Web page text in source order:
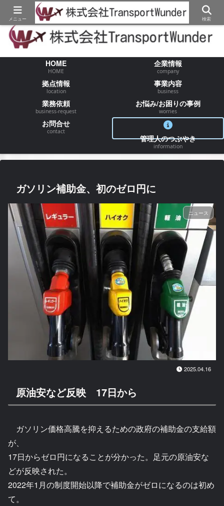
【物流/運送/配送】でお困りの事が御座いましたらお気軽にご相談ください
HOME
HOME
企業情報
company
拠点情報
location
事業内容
business
業務依頼
business-request
お悩み/お困りの事例
worries
お問合せ
contact
管理人のつぶやき
information
ガソリン補助金、初のゼロ円に
ニュース
2025.04.16
原油安など反映 17日から
ガソリン価格高騰を抑えるための政府の補助金の支給額
が、
17日からゼロ円になることが分かった。足元の原油安な
どが反映された。
2022年1月の制度開始以降で補助金がゼロになるのは初め
て。
メニュー 検索